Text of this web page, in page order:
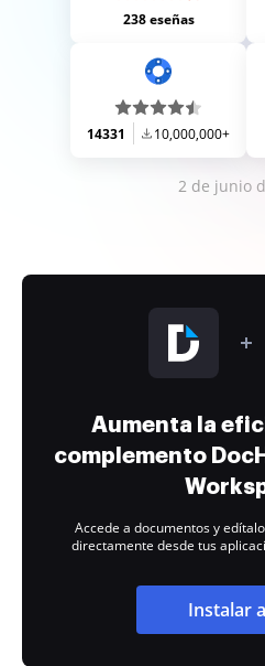
238 eseñas
14331 10,000,000+
2 de junio
Aumenta la
complemento
Accede a documentos y
directamente desde tus
Instalar